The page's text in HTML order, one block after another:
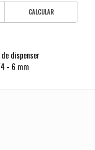
CALCULAR
dispenser
- 6 mm